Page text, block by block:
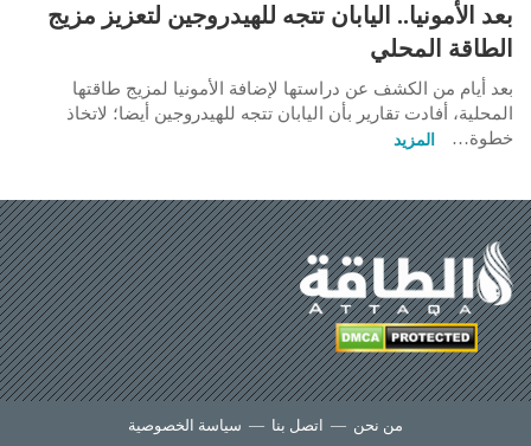
بعد الأمونيا.. اليابان تتجه للهيدروجين لتعزيز مزيج
الطاقة المحلي
بعد أيام من الكشف عن دراستها لإضافة الأمونيا لمزيج طاقتها
المحلية، أفادت تقارير بأن اليابان تتجه للهيدروجين أيضا؛ لاتخاذ
خطوة…
المزيد
من نحن — اتصل بنا — سياسة الخصوصية